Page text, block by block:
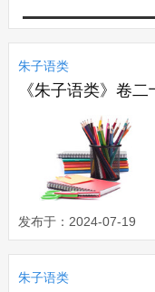
朱子语类
发布于：2024-07-19
朱子语类